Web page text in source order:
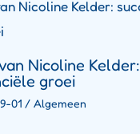
Nicoline Kelder:
groei
01 / Algemeen